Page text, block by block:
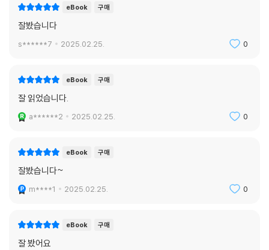
eBook 구매
잘봤습니다
s******7 2025.02.25. 0
eBook 구매
잘 읽었습니다.
a******2 2025.02.25. 0
eBook 구매
잘봤습니다~
m****1 2025.02.25. 0
eBook 구매
잘 봤어요